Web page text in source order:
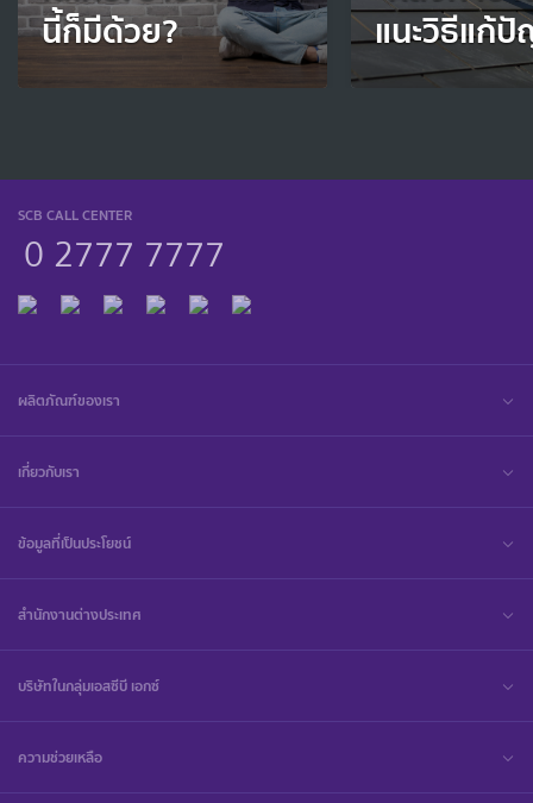
นี้ก็มีด้วย? แนะวิธีแก้
SCB CALL CENTER
0 2777 7777
ผลิตภัณฑ์ของเรา
เกี่ยวกับเรา
ข้อมูลที่เป็นประโยชน์
สำนักงานต่างประเทศ
บริษัทในกลุ่มเอสซีบี เอกซ์
ความช่วยเหลือ